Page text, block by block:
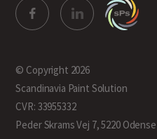
© Copyright 2026
Scandinavia Paint Solution
CVR: 33955332
Peder Skrams Vej 7, 5220